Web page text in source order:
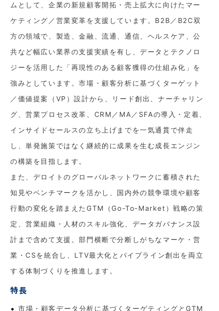
ムとして、企業の新規顧客開拓・売上拡大に向けたマー
ケティング／営業変革を支援しています。B2B／B2C双
方の領域で、製造、金融、流通、通信、ヘルスケア、公
共など幅広い業界の支援実績を有し、データとテクノロ
ジーを活用した「再現性のある顧客獲得の仕組み化」を
強みとしています。市場・顧客分析に基づくターゲット
／価値提案（VP）設計から、リード創出、ナーチャリン
グ、営業プロセス改革、CRM／MA／SFAの導入・定着、
インサイドセールスの立ち上げまでを一気通貫で伴走
し、単発施策ではなく継続的に成果を生む成長エンジン
の構築を目指します。
また、デロイトのグローバルネットワークに蓄積された
知見やベンチマークを活かし、国内外の競争環境や顧客
行動の変化を踏まえたGTM（Go-To-Market）戦略の策
定、営業組織・人材のスキル強化、データガバナンス設
計まで含めて支援。部門横断で分断しがちなマーケ・営
業・CSを統合し、LTV最大化とパイプライン創出を両立
する体制づくりを推進します。
特長
市場・顧客データ分析に基づくターゲティングとGTM